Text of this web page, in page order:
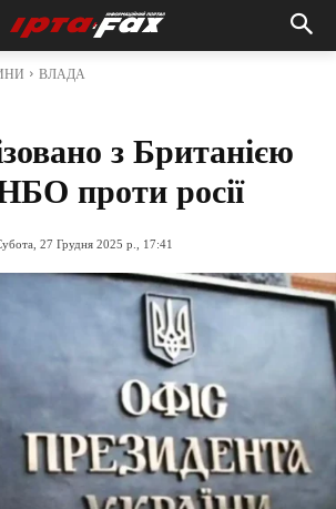
ВЛАДА
з Британією
проти росії
27 Грудня 2025 р., 17:41